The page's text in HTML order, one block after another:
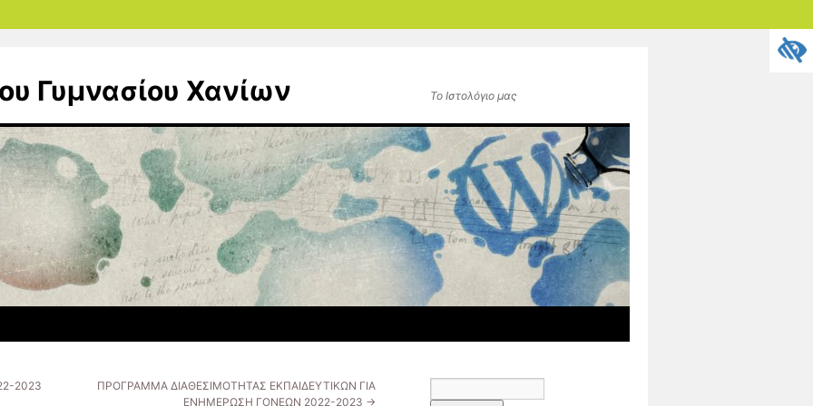
Γυμνασίου Χανίων Το Ιστολόγιο μας
2023
ΠΡΟΓΡΑΜΜΑ ΔΙΑΘΕΣΙΜΟΤΗΤΑΣ ΕΚΠΑΙΔΕΥΤΙΚΩΝ ΓΙΑ
ΕΝΗΜΕΡΩΣΗ ΓΟΝΕΩΝ 2022-2023 →